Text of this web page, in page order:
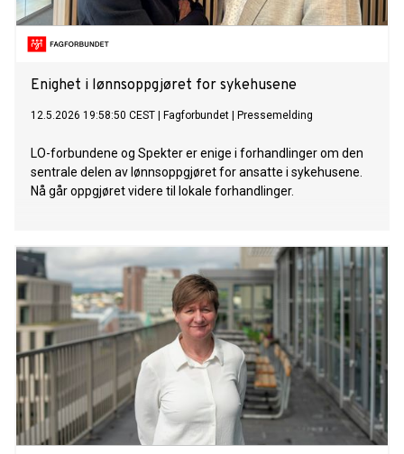
Enighet i lønnsoppgjøret for sykehusene
12.5.2026 19:58:50 CEST Fagforbundet Pressemelding
LO-forbundene og Spekter er enige i forhandlinger om den
sentrale delen av lønnsoppgjøret for ansatte i sykehusene.
Nå går oppgjøret videre til lokale forhandlinger.